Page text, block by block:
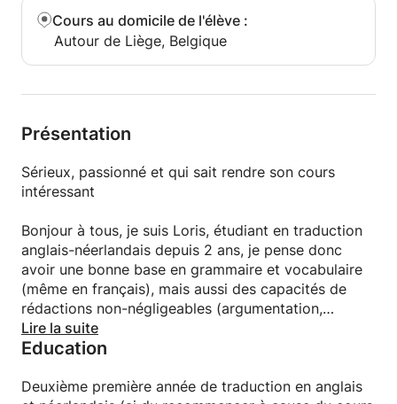
Cours au domicile de l'élève :
Autour de Liège, Belgique
Présentation
Sérieux, passionné et qui sait rendre son cours
intéressant
Bonjour à tous, je suis Loris, étudiant en traduction
anglais-néerlandais depuis 2 ans, je pense donc
avoir une bonne base en grammaire et vocabulaire
(même en français), mais aussi des capacités de
rédactions non-négligeables (argumentation,
communication en général, etc.). Quoi d'autre ? Je
suis très patient, j'adore ce que je fais, je travaille
rendre ce que je dis intéressant. Alors, n'hésitez pas
Lire la suite
Education
Deuxième première année de traduction en anglais